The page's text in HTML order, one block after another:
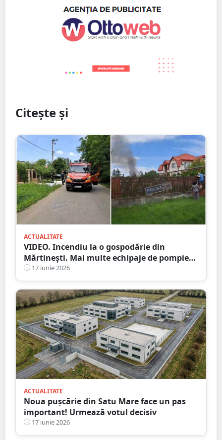
Citește și
ACTUALITATE
VIDEO. Incendiu la o gospodărie din
Mărtinești. Mai multe echipaje de pompieri
au intervenit de urgență
17 iunie 2026
ACTUALITATE
Noua pușcărie din Satu Mare face un pas
important! Urmează votul decisiv
17 iunie 2026